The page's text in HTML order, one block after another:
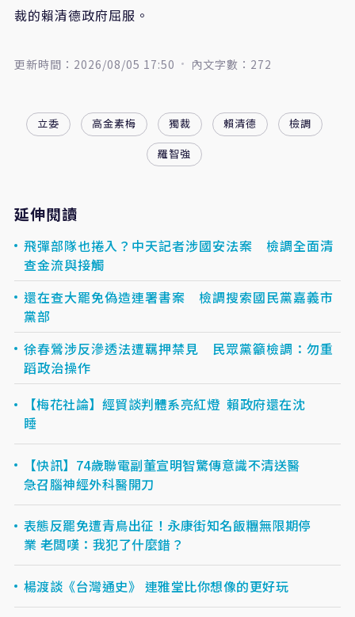
裁的賴清德政府屈服。
更新時間：2026/08/05 17:50 內文字數：272
立委 高金素梅 獨裁 賴清德
檢調
羅智強
延伸閱讀
飛彈部隊也捲入？中天記者涉國安法案 檢調全面清
查金流與接觸
還在查大罷免偽造連署書案 檢調搜索國民黨嘉義市
黨部
徐春鶯涉反滲透法遭羈押禁見 民眾黨籲檢調：勿重
蹈政治操作
【梅花社論】經貿談判體系亮紅燈 賴政府還在沈
睡
【快訊】74歲聯電副董宣明智驚傳意識不清送醫
急召腦神經外科醫開刀
表態反罷免遭青鳥出征！永康街知名飯糰無限期停
業 老闆嘆：我犯了什麼錯？
楊渡談《台灣通史》 連雅堂比你想像的更好玩